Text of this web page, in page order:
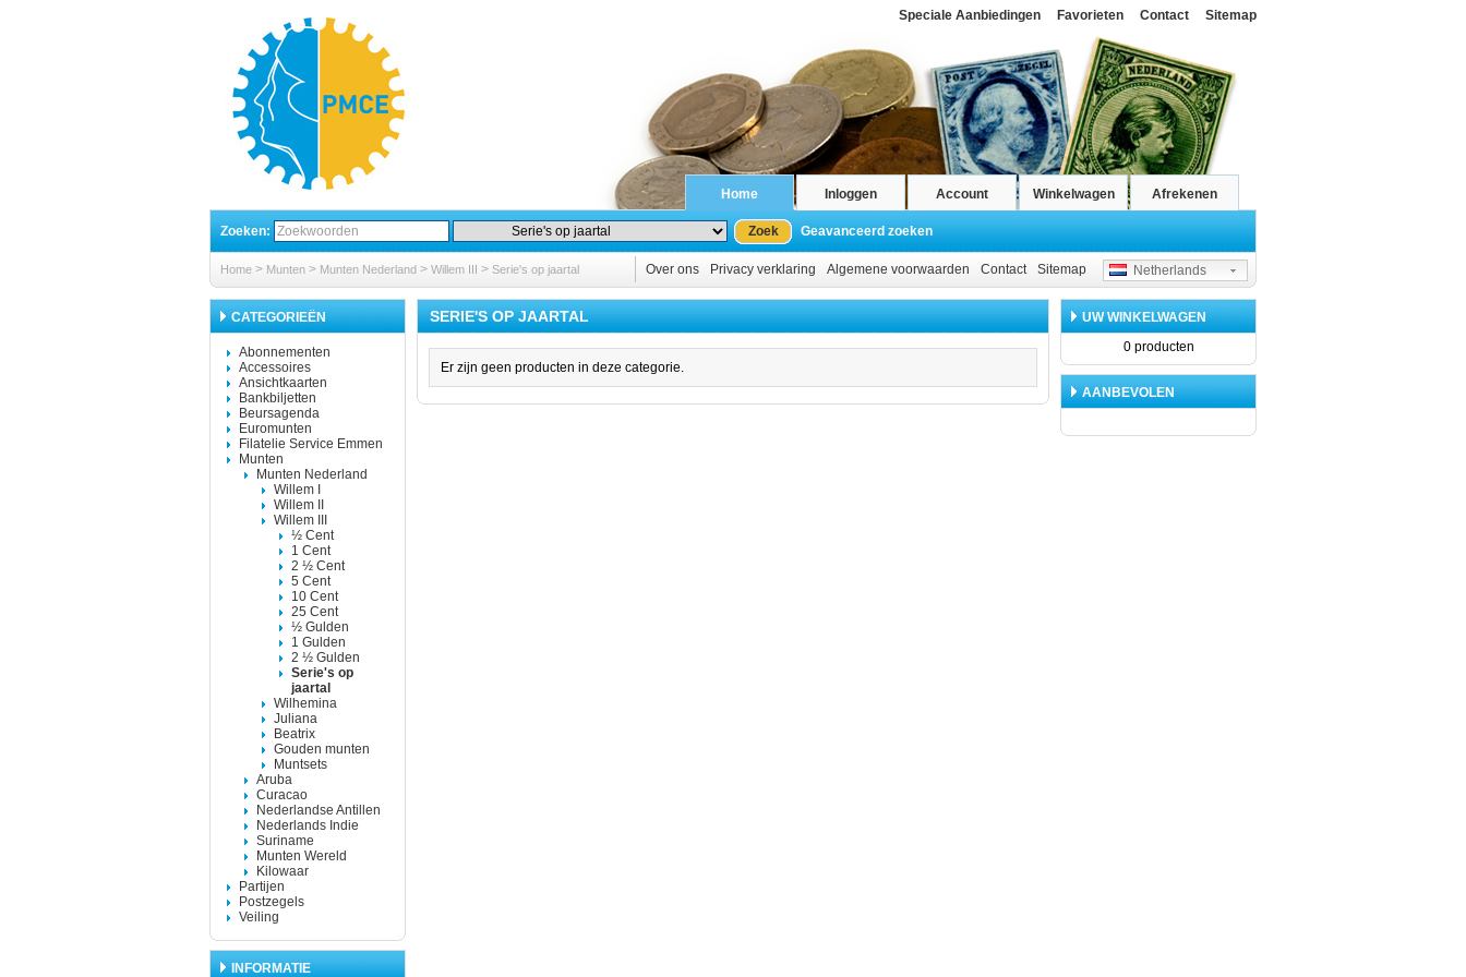
Speciale Aanbiedingen Favorieten Contact Sitemap
Home Inloggen Account Winkelwagen Afrekenen
Zoeken: Zoek Geavanceerd zoeken
Home > Munten > Munten Nederland > Willem III > Serie's op jaartal Over ons Privacy verklaring Algemene voorwaarden Contact Sitemap Netherlands
CATEGORIEËN
Abonnementen
Accessoires
Ansichtkaarten
Bankbiljetten
Beursagenda
Euromunten
Filatelie Service Emmen
Munten
Munten Nederland
Willem I
Willem II
Willem III
½ Cent
1 Cent
2 ½ Cent
5 Cent
10 Cent
25 Cent
½ Gulden
1 Gulden
2 ½ Gulden
Serie's op
jaartal
Wilhemina
Juliana
Beatrix
Gouden munten
Muntsets
Aruba
Curacao
Nederlandse Antillen
Nederlands Indie
Suriname
Munten Wereld
Kilowaar
Partijen
Postzegels
Veiling
INFORMATIE
UW WINKELWAGEN
0 producten
AANBEVOLEN
SERIE'S OP JAARTAL
Er zijn geen producten in deze categorie.